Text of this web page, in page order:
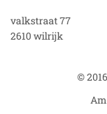
valkstraat 77
2610 wilrijk
©